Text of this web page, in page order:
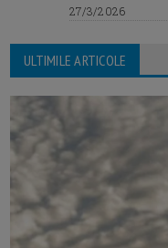
27/3/2026
ULTIMILE ARTICOLE